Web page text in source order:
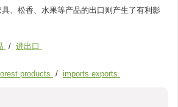
、松香、水果等产品的出口则产生了有利影
/ 进出口
products / imports exports